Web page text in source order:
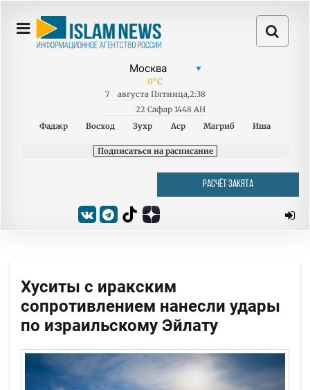
0°C
7 августа Пятница,2:38
22 Сафар 1448 AH
Фаджр
Восход Зухр Аср Магриб Иша
Подписаться на расписание
РАСЧЁТ ЗАКЯТА
Хуситы с иракским
сопротивлением нанесли удары
по израильскому Эйлату